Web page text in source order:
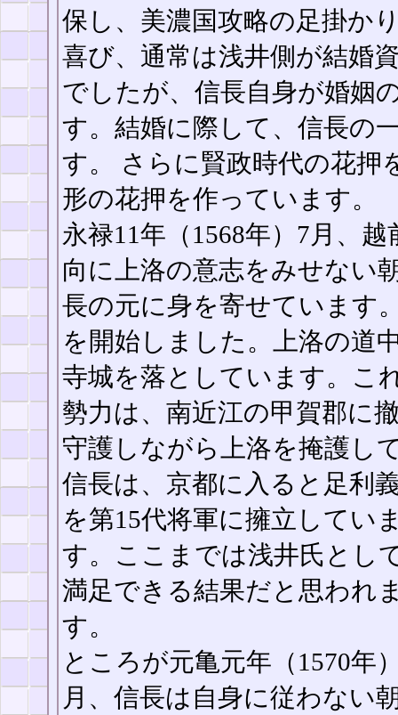
保し、美濃国攻略の足掛か
喜び、通常は浅井側が結婚
でしたが、信長自身が婚姻
す。結婚に際して、信長の
す。 さらに賢政時代の花押
形の花押を作っています。
永禄11年（1568年）7月、
向に上洛の意志をみせない
長の元に身を寄せています
を開始しました。上洛の道
寺城を落としています。こ
勢力は、南近江の甲賀郡に
守護しながら上洛を掩護し
信長は、京都に入ると足利
を第15代将軍に擁立してい
す。ここまでは浅井氏とし
満足できる結果だと思われ
す。
ところが元亀元年（1570年
月、信長は自身に従わない